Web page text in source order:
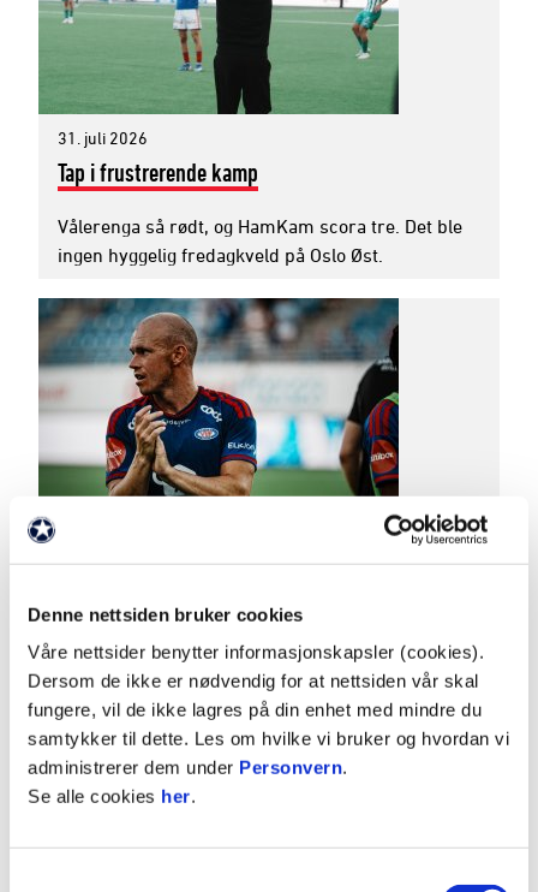
Denne nettsiden bruker cookies
Våre nettsider benytter informasjonskapsler (cookies).
Dersom de ikke er nødvendig for at nettsiden vår skal
fungere, vil de ikke lagres på din enhet med mindre du
samtykker til dette. Les om hvilke vi bruker og hvordan vi
administrerer dem under Personvern.
Se alle cookies her.
31. juli 2026
Tap i frustrerende kamp
Vålerenga så rødt, og HamKam scora tre. Det ble
ingen hyggelig fredagkveld på Oslo Øst.
31. juli 2026
Petter Strand og Kevin Tshiembe kommer inn på
laget som møter HamKam.